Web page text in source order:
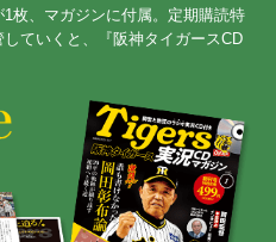
枚、マガジンに付属。定期購読特
ていくと、『阪神タイガースCD